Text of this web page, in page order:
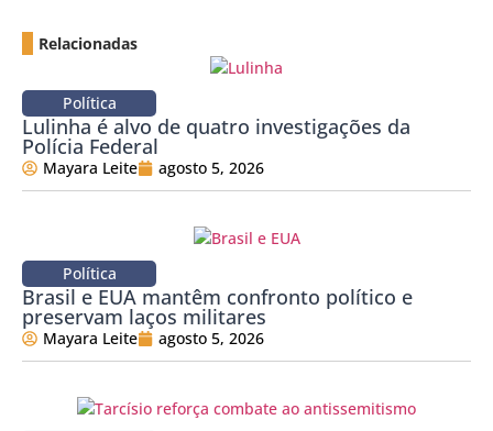
Relacionadas
Política
Lulinha é alvo de quatro investigações da
Polícia Federal
Mayara Leite agosto 5, 2026
Política
Brasil e EUA mantêm confronto político e
preservam laços militares
Mayara Leite agosto 5, 2026